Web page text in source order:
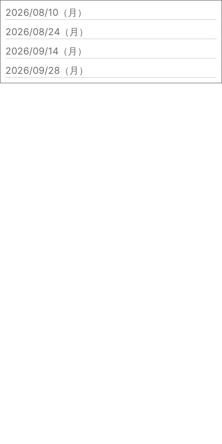
2026/08/10（月）
2026/08/24（月）
2026/09/14（月）
2026/09/28（月）